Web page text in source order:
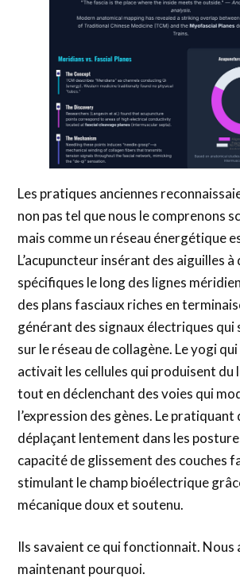
Les pratiques anciennes
non pas tel que nous le comprenons
mais comme un réseau énergétique
L’acupuncteur insérant des aiguilles à
spécifiques le long des lignes
des plans fasciaux riches en
générant des signaux électriques qui
sur le réseau de collagène. Le yogi
activait les cellules qui produisent du
tout en déclenchant des voies qui
l’expression des gènes. Le pratiquant
déplaçant lentement dans les
capacité de glissement des couches
stimulant le champ bioélectrique
mécanique doux et soutenu.
Ils savaient ce qui fonctionnait. Nous
maintenant pourquoi.